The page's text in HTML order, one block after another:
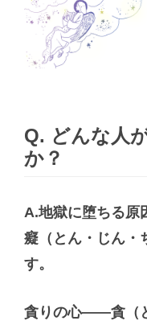
Q. どんな人
か？
A.地獄に堕ちる原
癡（とん・じん・
す。
貪りの心――貪（